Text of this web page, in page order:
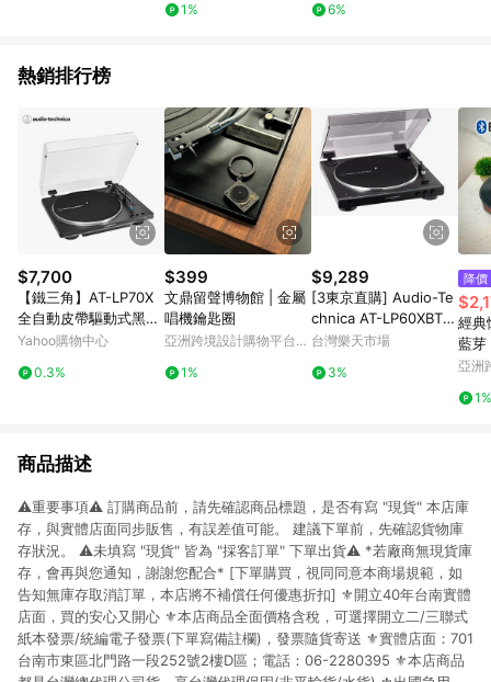
25MFP
1%
6%
熱銷排行榜
$7,700
【鐵三角】AT-LP70X
全自動皮帶驅動式黑膠
唱盤機 黑膠 唱盤機
Yahoo購物中心
0.3%
$399
文鼎留聲博物館 | 金屬
唱機鑰匙圈
亞洲跨境設計購物平台
1%
$9,289
[3東京直購] Audio-Te
chnica AT-LP60XBT
全自動 黑膠 唱盤機 唱
台灣樂天市場
3%
降價
經典
藍芽
黑胡
亞洲
1%
商品描述
⚠️重要事項⚠️ 訂購商品前，請先確認商品標題，是否有寫 "現貨" 本店庫
存，與實體店面同步販售，有誤差值可能。 建議下單前，先確認貨物庫
存狀況。 ⚠️未填寫 "現貨" 皆為 "採客訂單" 下單出貨⚠️ *若廠商無現貨庫
存，會再與您通知，謝謝您配合* [下單購買，視同同意本商場規範，如
告知無庫存取消訂單，本店將不補償任何優惠折扣] ⚜️開立40年台南實體
店面，買的安心又開心 ⚜️本店商品全面價格含稅，可選擇開立二/三聯式
紙本發票/統編電子發票(下單寫備註欄)，發票隨貨寄送 ⚜️實體店面：701
台南市東區北門路一段252號2樓D區；電話：06-2280395 ⚜️本店商品